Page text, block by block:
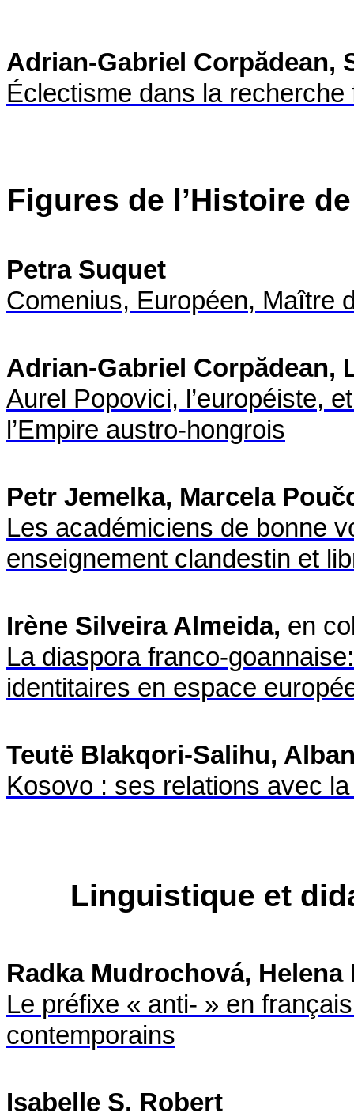
Adrian-Gabriel Corpădean,
Éclectisme dans la
Figures de l’Histoire
Petra Suquet
Comenius, Européen, Maître
Adrian-Gabriel Corpădean,
Aurel Popovici, l’européiste,
l’Empire austro-hongrois
Petr Jemelka, Marcela
Les académiciens de bonne
enseignement clandestin et
Irène Silveira Almeida, en
La diaspora franco-
identitaires en espace
Teutë Blakqori-Salihu,
Kosovo : ses relations avec
Linguistique et
Radka Mudrochová, Helena
Le préfixe « anti- » en
contemporains
Isabelle S. Robert